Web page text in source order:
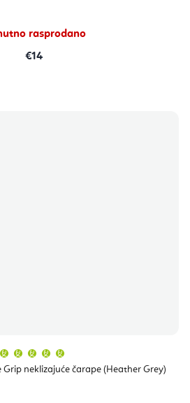
rasprodano
€14
Grip neklizajuće čarape (Heather Grey)
proizvoda
je